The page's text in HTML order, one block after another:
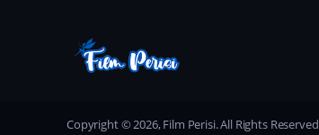
Copyright © 2026, Film Perisi. All Rights Reserved